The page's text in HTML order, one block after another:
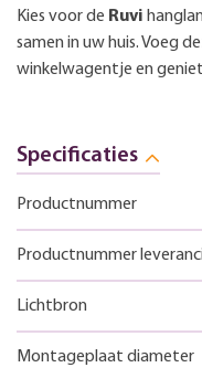
Kies voor de Ruvi
samen in uw huis. Voeg
winkelwagentje en
Specificaties
Productnummer
Productnummer
Lichtbron
Montageplaat diameter